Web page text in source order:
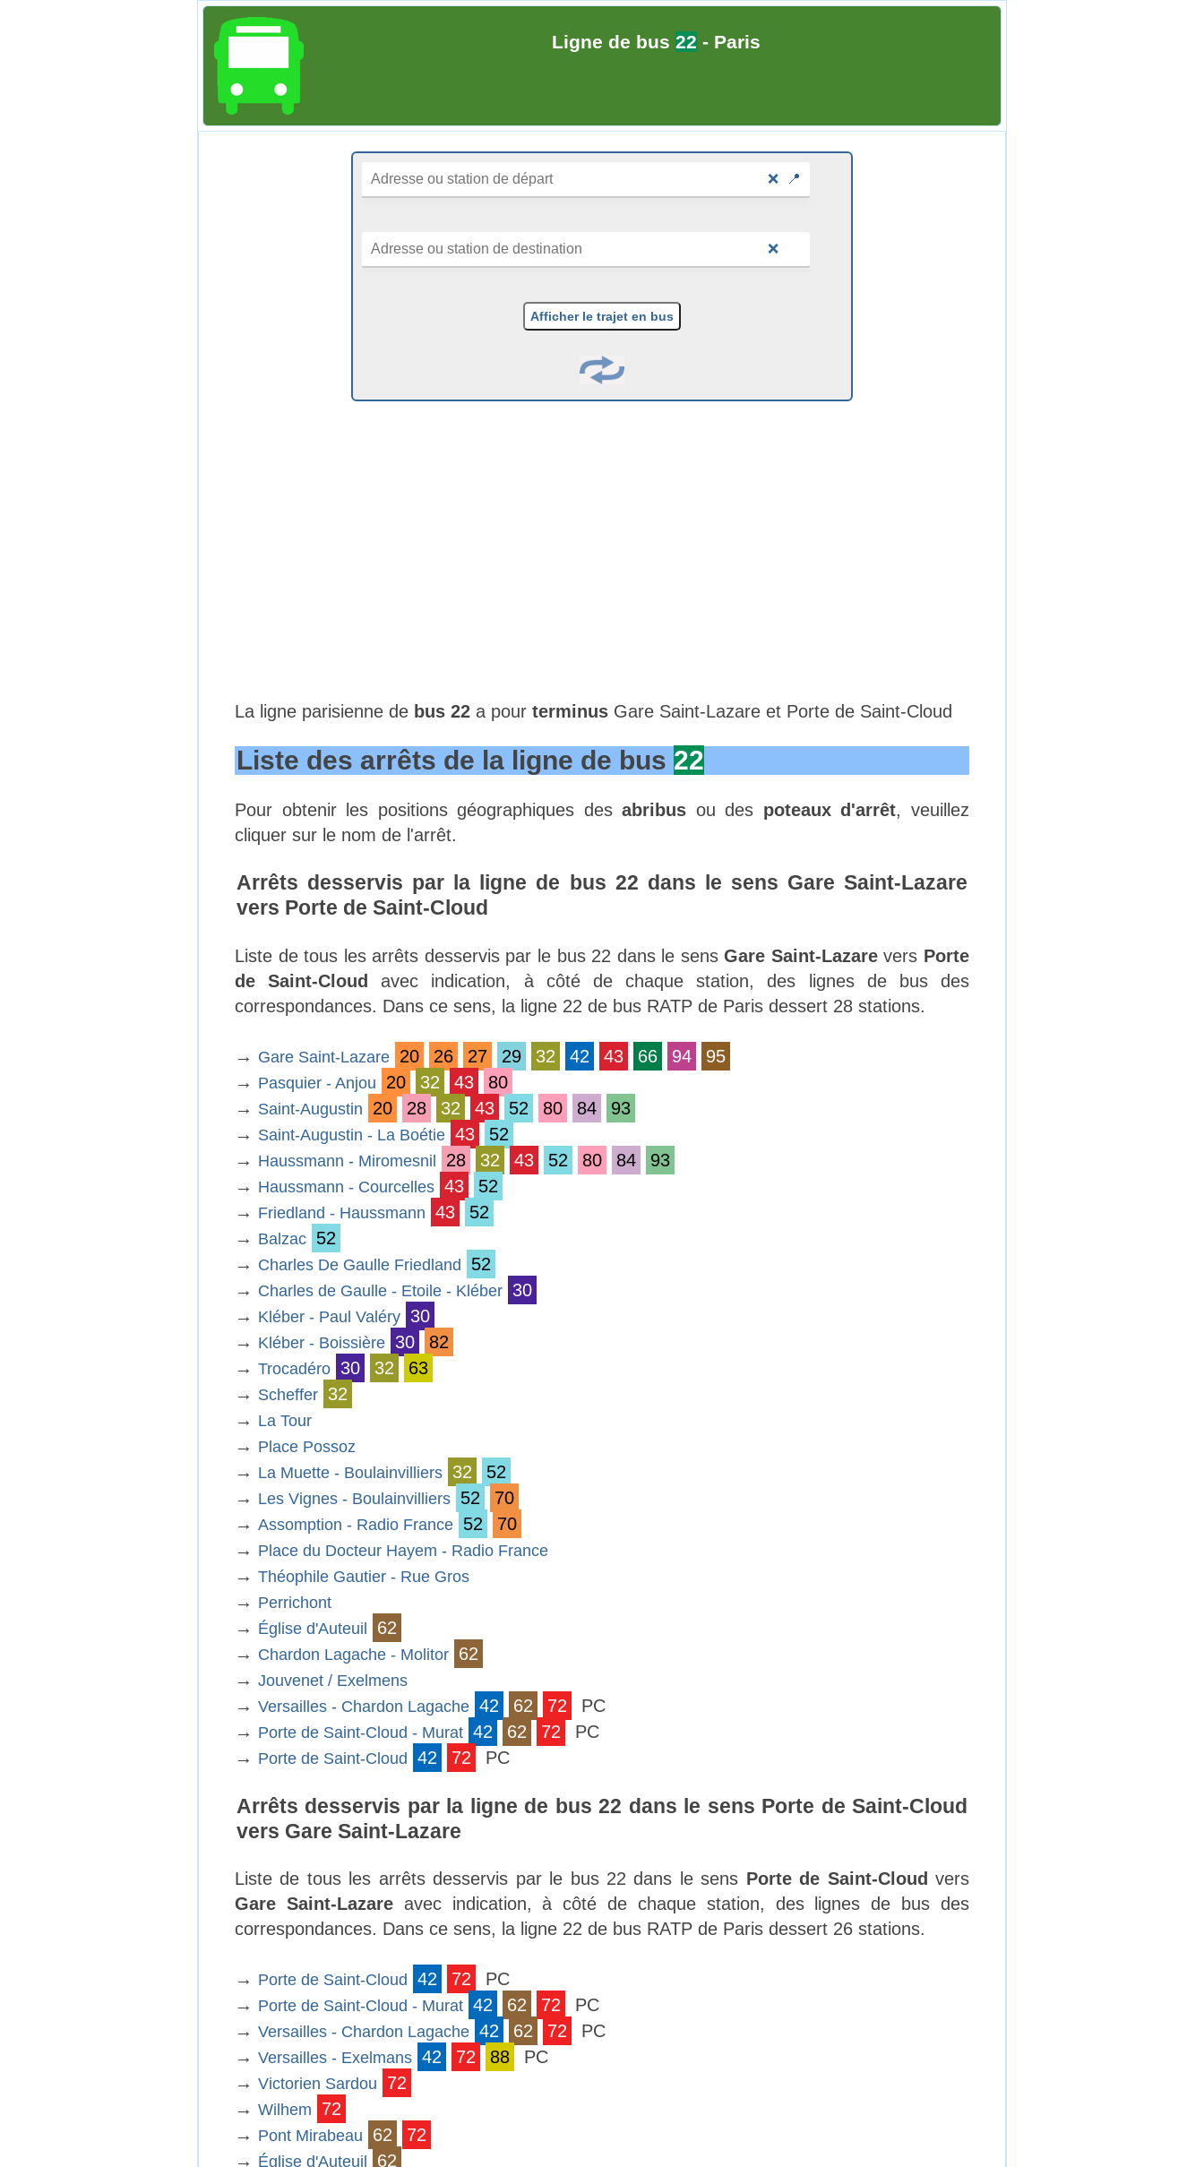
Ligne de bus22 - Paris
❌ 📍
❌
Afficher le trajet en bus
La ligne parisienne de bus 22 a pour terminus Gare Saint-Lazare et Porte de Saint-Cloud
Liste des arrêts de la ligne de bus 22
Pour obtenir les positions géographiques desabribus ou des poteaux d'arrêt, veuillez
cliquer sur le nom de l'arrêt.
Arrêts desservis par la ligne de bus 22 dans le sens Gare Saint-Lazare
vers Porte de Saint-Cloud
Liste de tous les arrêts desservis par le bus 22 dans le sensGare Saint-Lazarevers Porte
de Saint-Cloud avec indication, à côté de chaque station, des lignes de bus des
correspondances. Dans ce sens, la ligne 22 de bus RATP de Paris dessert 28 stations.
→ Gare Saint-Lazare 20 26 27 29 32 42 43 66 94
95
→ Pasquier - Anjou 20 32 43
80
→ Saint-Augustin 20 28 32 43 52 80 84
93
→ Saint-Augustin - La Boétie 43
52
→ Haussmann - Miromesnil 28 32 43 52 80 84
93
→ Haussmann - Courcelles 43
52
→ Friedland - Haussmann 43
52
→ Balzac 52
→ Charles De Gaulle Friedland
52
→ Charles de Gaulle - Etoile - Kléber 30
→ Kléber - Paul Valéry 30
→ Kléber - Boissière 30
82
→ Trocadéro 30 32
63
→ Scheffer 32
→ La Tour
→ Place Possoz
→ La Muette - Boulainvilliers 32
52
→ Les Vignes - Boulainvilliers 52
70
→ Assomption - Radio France 52
70
→ Place du Docteur Hayem - Radio France
→ Théophile Gautier - Rue Gros
→ Perrichont
→ Église d'Auteuil
62
→ Chardon Lagache - Molitor 62
→ Jouvenet / Exelmens
→ Versailles - Chardon Lagache 42 62 72
PC
→ Porte de Saint-Cloud - Murat 42 62 72
PC
→ Porte de Saint-Cloud 42 72 PC
Arrêts desservis par la ligne de bus 22 dans le sens Porte de Saint-Cloud
vers Gare Saint-Lazare
Liste de tous les arrêts desservis par le bus 22 dans le sens Porte de Saint-Cloud vers
Gare Saint-Lazareavec indication, à côté de chaque station, des lignes de bus des
correspondances. Dans ce sens, la ligne 22 de bus RATP de Paris dessert 26 stations.
→ Porte de Saint-Cloud 42 72
PC
→ Porte de Saint-Cloud - Murat 42 62 72
PC
→ Versailles - Chardon Lagache 42 62 72
PC
→ Versailles - Exelmans 42 72 88
PC
→ Victorien Sardou
72
→ Wilhem
72
→ Pont Mirabeau 62
72
→ Église d'Auteuil
62